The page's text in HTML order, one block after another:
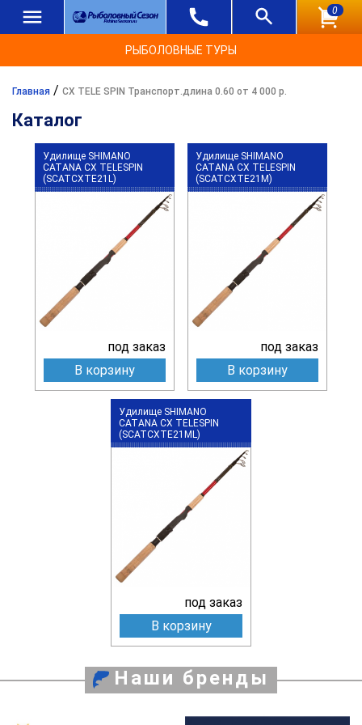
0
РЫБОЛОВНЫЕ ТУРЫ
Главная / CX TELE SPIN Транспорт.длина 0.60 от 4 000 р.
Каталог
Удилище SHIMANO
CATANA CX TELESPIN
(SCATCXTE21L)
под заказ
В корзину
Удилище SHIMANO
CATANA CX TELESPIN
(SCATCXTE21M)
под заказ
В корзину
Удилище SHIMANO
CATANA CX TELESPIN
(SCATCXTE21ML)
под заказ
В корзину
Наши бренды